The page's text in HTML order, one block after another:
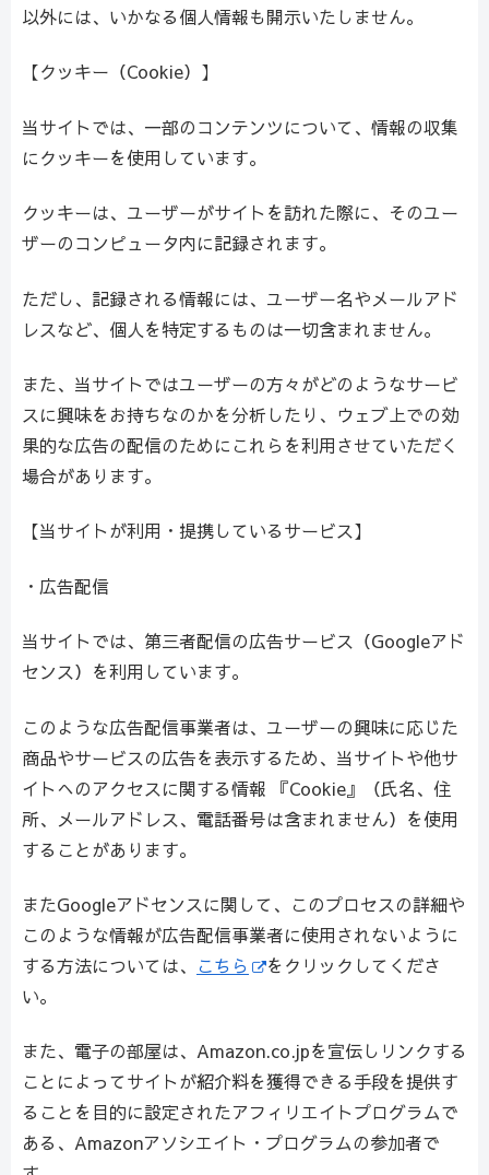
以外には、いかなる個人情報も開示いたしません。
【クッキー（Cookie）】
当サイトでは、一部のコンテンツについて、情報の収集
にクッキーを使用しています。
クッキーは、ユーザーがサイトを訪れた際に、そのユー
ザーのコンピュータ内に記録されます。
ただし、記録される情報には、ユーザー名やメールアド
レスなど、個人を特定するものは一切含まれません。
また、当サイトではユーザーの方々がどのようなサービ
スに興味をお持ちなのかを分析したり、ウェブ上での効
果的な広告の配信のためにこれらを利用させていただく
場合があります。
【当サイトが利用・提携しているサービス】
・広告配信
当サイトでは、第三者配信の広告サービス（Googleアド
センス）を利用しています。
このような広告配信事業者は、ユーザーの興味に応じた
商品やサービスの広告を表示するため、当サイトや他サ
イトへのアクセスに関する情報 『Cookie』（氏名、住
所、メールアドレス、電話番号は含まれません）を使用
することがあります。
またGoogleアドセンスに関して、このプロセスの詳細や
このような情報が広告配信事業者に使用されないように
する方法については、 こちら
をクリックしてくださ
い。
また、電子の部屋は、Amazon.co.jpを宣伝しリンクする
ことによってサイトが紹介料を獲得できる手段を提供す
ることを目的に設定されたアフィリエイトプログラムで
ある、Amazonアソシエイト・プログラムの参加者で